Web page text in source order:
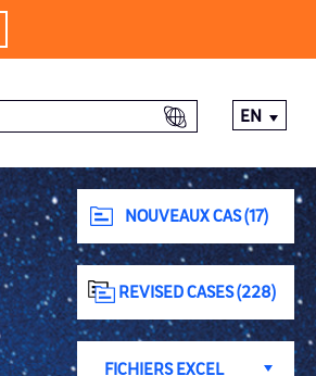
EN
NOUVEAUX CAS (17)
REVISED CASES (228)